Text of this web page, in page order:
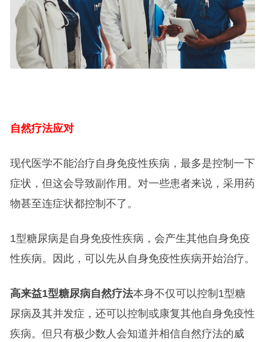
自然疗法应对
现代医学不能治疗自身免疫性疾病，最多是控制一下
症状，但这会导致副作用。对一些患者来说，采用药
物甚至连症状都控制不了。
1型糖尿病是自身免疫性疾病，会产生其他自身免疫
性疾病。因此，可以先从自身免疫性疾病开始治疗。
高来益1型糖尿病自然疗法本身不仅可以控制1型糖
尿病及其并发症，还可以控制或康复其他自身免疫性
疾病。但只有极少数人会知道并相信自然疗法的威